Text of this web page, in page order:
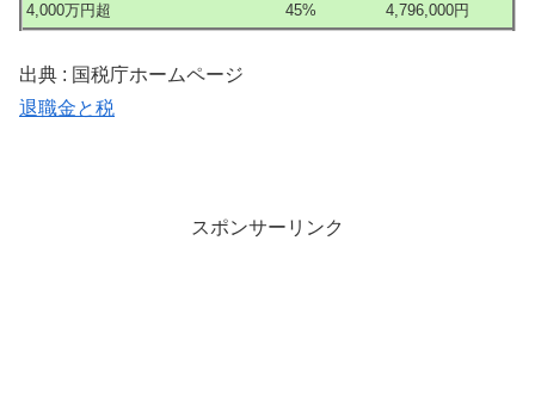
4,000万円超
45% 4,796,000円
出典 : 国税庁ホームページ
退職金と税
スポンサーリンク